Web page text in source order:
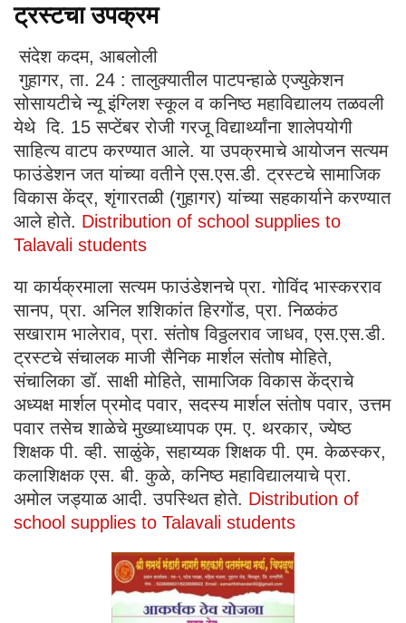
ट्रस्टचा उपक्रम
संदेश कदम, आबलोली
गुहागर, ता. 24 : तालुक्यातील पाटपन्हाळे एज्युकेशन
सोसायटीचे न्यू इंग्लिश स्कूल व कनिष्ठ महाविद्यालय तळवली
येथे दि. 15 सप्टेंबर रोजी गरजू विद्यार्थ्यांना शालेपयोगी
साहित्य वाटप करण्यात आले. या उपक्रमाचे आयोजन सत्यम
फाउंडेशन जत यांच्या वतीने एस.एस.डी. ट्रस्टचे सामाजिक
विकास केंद्र, शृंगारतळी (गुहागर) यांच्या सहकार्याने करण्यात
आले होते. Distribution of school supplies to
Talavali students
या कार्यक्रमाला सत्यम फाउंडेशनचे प्रा. गोविंद भास्करराव
सानप, प्रा. अनिल शशिकांत हिरगोंड, प्रा. निळकंठ
सखाराम भालेराव, प्रा. संतोष विठ्ठलराव जाधव, एस.एस.डी.
ट्रस्टचे संचालक माजी सैनिक मार्शल संतोष मोहिते,
संचालिका डॉ. साक्षी मोहिते, सामाजिक विकास केंद्राचे
अध्यक्ष मार्शल प्रमोद पवार, सदस्य मार्शल संतोष पवार, उत्तम
पवार तसेच शाळेचे मुख्याध्यापक एम. ए. थरकार, ज्येष्ठ
शिक्षक पी. व्ही. साळुंके, सहाय्यक शिक्षक पी. एम. केळस्कर,
कलाशिक्षक एस. बी. कुळे, कनिष्ठ महाविद्यालयाचे प्रा.
अमोल जड्याळ आदी. उपस्थित होते. Distribution of
school supplies to Talavali students